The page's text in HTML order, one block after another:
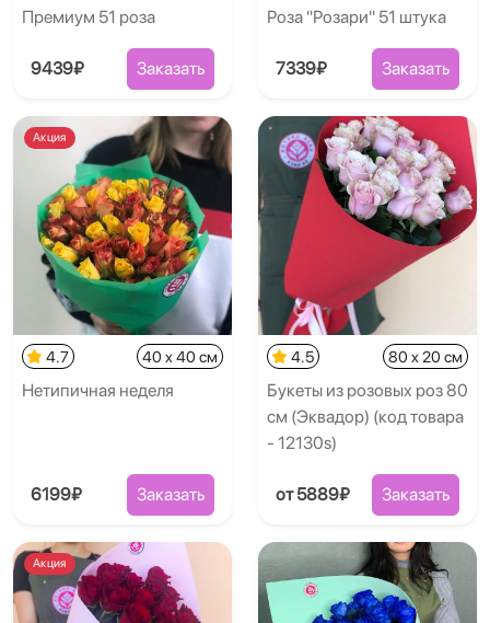
Премиум 51 роза
9439₽ Заказать
Роза "Розари" 51 штука
7339₽ Заказать
Акция
4.7 40 x 40 см
Нетипичная неделя
6199₽ Заказать
4.5 80 x 20 см
Букеты из розовых роз 80
см (Эквадор) (код товара
- 12130s)
от 5889₽ Заказать
Акция